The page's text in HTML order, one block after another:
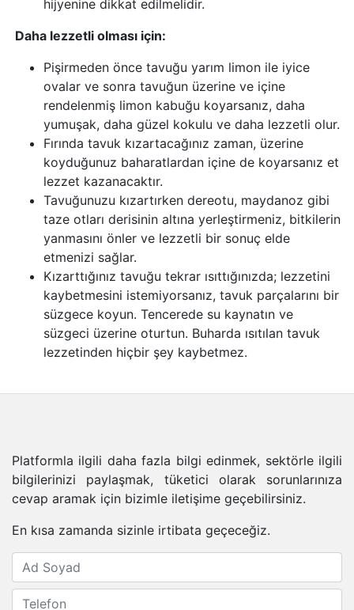
hijyenine dikkat edilmelidir.
Daha lezzetli olması için:
Pişirmeden önce tavuğu yarım limon ile iyice
ovalar ve sonra tavuğun üzerine ve içine
rendelenmiş limon kabuğu koyarsanız, daha
yumuşak, daha güzel kokulu ve daha lezzetli olur.
Fırında tavuk kızartacağınız zaman, üzerine
koyduğunuz baharatlardan içine de koyarsanız et
lezzet kazanacaktır.
Tavuğunuzu kızartırken dereotu, maydanoz gibi
taze otları derisinin altına yerleştirmeniz, bitkilerin
yanmasını önler ve lezzetli bir sonuç elde
etmenizi sağlar.
Kızarttığınız tavuğu tekrar ısıttığınızda; lezzetini
kaybetmesini istemiyorsanız, tavuk parçalarını bir
süzgece koyun. Tencerede su kaynatın ve
süzgeci üzerine oturtun. Buharda ısıtılan tavuk
lezzetinden hiçbir şey kaybetmez.
Platformla ilgili daha fazla bilgi edinmek, sektörle ilgili
bilgilerinizi paylaşmak, tüketici olarak sorunlarınıza
cevap aramak için bizimle iletişime geçebilirsiniz.
En kısa zamanda sizinle irtibata geçeceğiz.